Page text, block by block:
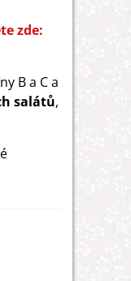
zde:
B a C a
salátů,